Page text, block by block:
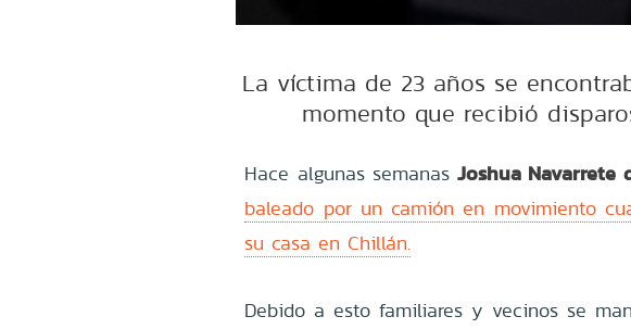
La víctima de 23 años se
momento que recibió
Hace algunas semanasJoshua Navarrete
baleado por un camión en movimiento
su casa en Chillán.
Debido a esto familiares y vecinos se